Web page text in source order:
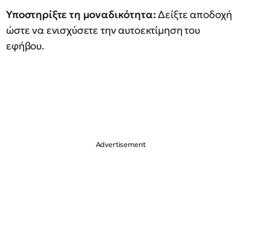
Υποστηρίξτε τη μοναδικότητα:Δείξτε αποδοχή
ώστε να ενισχύσετε την αυτοεκτίμηση του
εφήβου.